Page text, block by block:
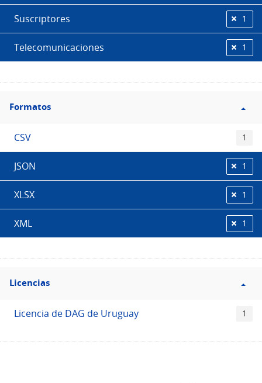
Suscriptores 1
Telecomunicaciones 1
Filtro
Formatos
Formatos
CSV 1
JSON 1
XLSX 1
XML 1
Filtro
Licencias
Licencias
Licencia de DAG de Uruguay 1